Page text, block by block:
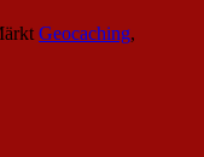
Geocaching,